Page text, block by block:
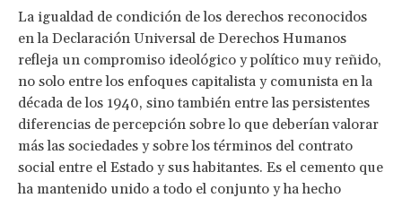
La igualdad de condición de los derechos reconocidos
en la Declaración Universal de Derechos Humanos
refleja un compromiso ideológico y político muy reñido,
no solo entre los enfoques capitalista y comunista en la
década de los 1940, sino también entre las persistentes
diferencias de percepción sobre lo que deberían valorar
más las sociedades y sobre los términos del contrato
social entre el Estado y sus habitantes. Es el cemento que
ha mantenido unido a todo el conjunto y ha hecho